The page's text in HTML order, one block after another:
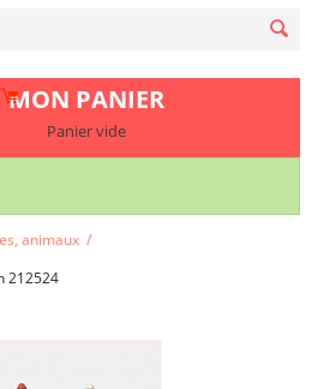
MON PANIER
Panier vide
animaux /
212524